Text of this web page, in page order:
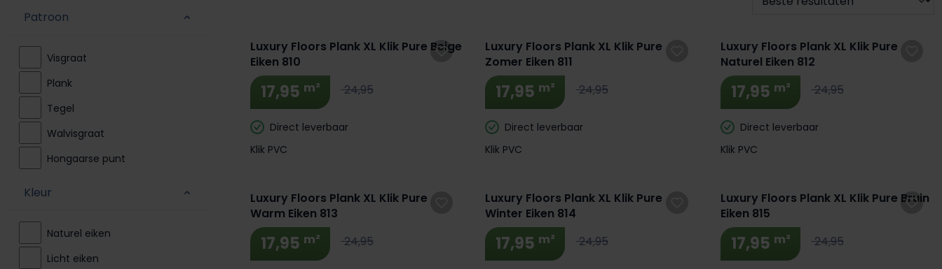
Patroon
Visgraat
Plank
Tegel
Walvisgraat
Hongaarse punt
Kleur
Naturel eiken
Licht eiken
Luxury Floors Plank XL Klik Pure Beige
Eiken 810
17,95 m² 24,95
Direct leverbaar
Klik PVC
Luxury Floors Plank XL Klik Pure
Zomer Eiken 811
17,95 m² 24,95
Direct leverbaar
Klik PVC
Luxury Floors Plank XL Klik Pure
Naturel Eiken 812
17,95 m² 24,95
Direct leverbaar
Klik PVC
Luxury Floors Plank XL Klik Pure
Warm Eiken 813
17,95 m² 24,95
Luxury Floors Plank XL Klik Pure
Winter Eiken 814
17,95 m² 24,95
Luxury Floors Plank XL Klik Pure Bruin
Eiken 815
17,95 m² 24,95